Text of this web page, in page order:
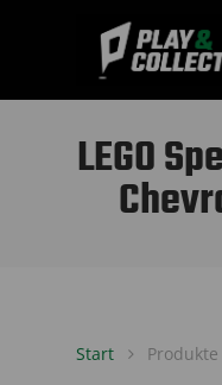
LEGO
Start